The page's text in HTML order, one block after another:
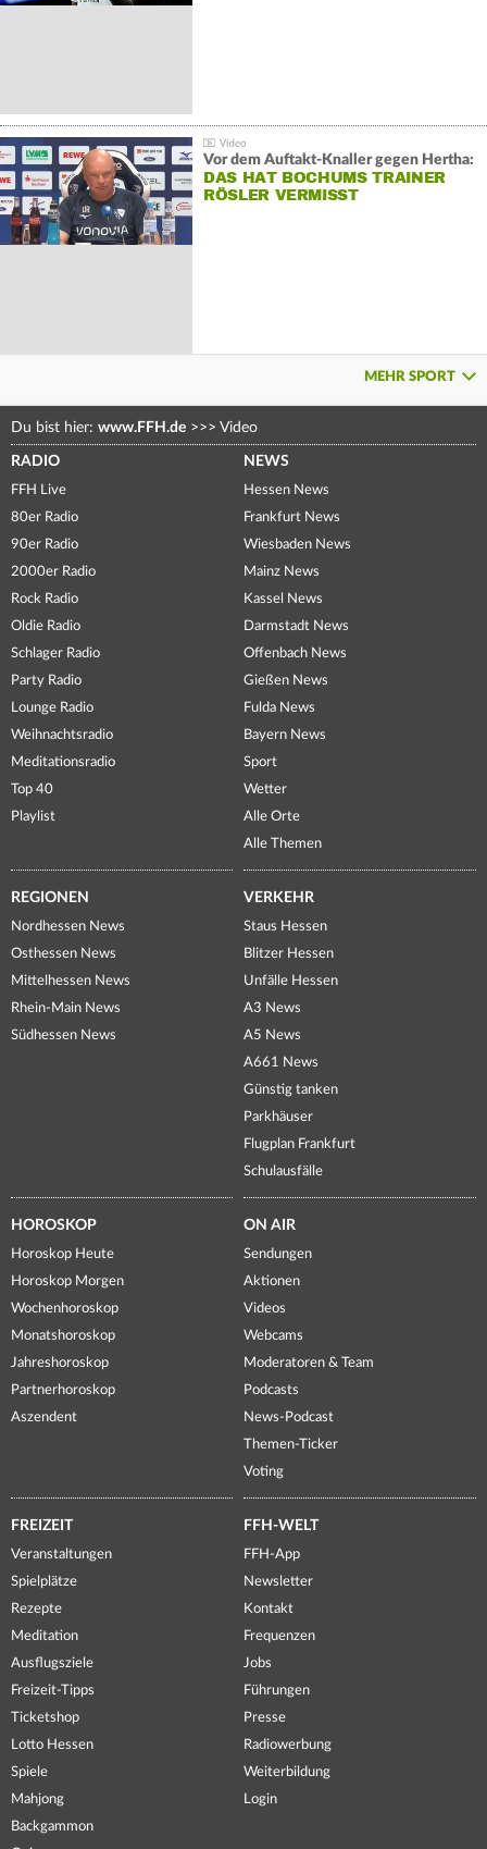
Vor dem Auftakt-Knaller gegen Hertha:
DAS HAT BOCHUMS TRAINER
RÖSLER VERMISST
MEHR SPORT
Du bist hier: www.FFH.de >>> Video
RADIO
FFH Live
80er Radio
90er Radio
2000er Radio
Rock Radio
Oldie Radio
Schlager Radio
Party Radio
Lounge Radio
Weihnachtsradio
Meditationsradio
Top 40
Playlist
NEWS
Hessen News
Frankfurt News
Wiesbaden News
Mainz News
Kassel News
Darmstadt News
Offenbach News
Gießen News
Fulda News
Bayern News
Sport
Wetter
Alle Orte
Alle Themen
REGIONEN
Nordhessen News
Osthessen News
Mittelhessen News
Rhein-Main News
Südhessen News
VERKEHR
Staus Hessen
Blitzer Hessen
Unfälle Hessen
A3 News
A5 News
A661 News
Günstig tanken
Parkhäuser
Flugplan Frankfurt
Schulausfälle
HOROSKOP
Horoskop Heute
Horoskop Morgen
Wochenhoroskop
Monatshoroskop
Jahreshoroskop
Partnerhoroskop
Aszendent
ON AIR
Sendungen
Aktionen
Videos
Webcams
Moderatoren & Team
Podcasts
News-Podcast
Themen-Ticker
Voting
FREIZEIT
Veranstaltungen
Spielplätze
Rezepte
Meditation
Ausflugsziele
Freizeit-Tipps
Ticketshop
Lotto Hessen
Spiele
Mahjong
Backgammon
FFH-WELT
FFH-App
Newsletter
Kontakt
Frequenzen
Jobs
Führungen
Presse
Radiowerbung
Weiterbildung
Login